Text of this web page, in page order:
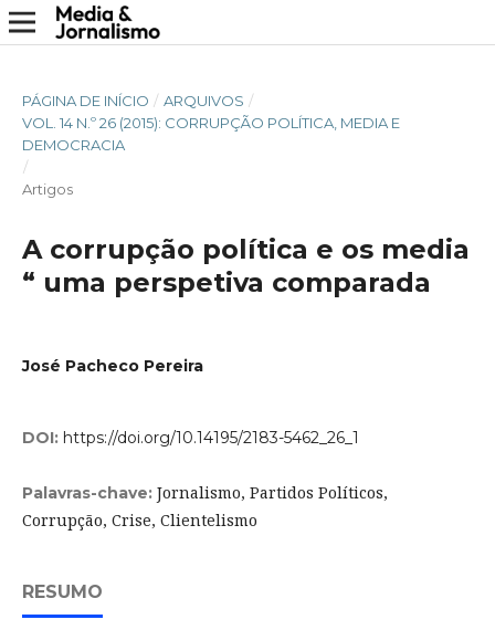
PÁGINA DE INÍCIO / ARQUIVOS /
VOL. 14 N.º 26 (2015): CORRUPÇÃO POLÍTICA, MEDIA E
DEMOCRACIA
/
Artigos
A corrupção política e os media
“ uma perspetiva comparada
José Pacheco Pereira
DOI: https://doi.org/10.14195/2183-5462_26_1
Palavras-chave: Jornalismo, Partidos Políticos,
Corrupção, Crise, Clientelismo
RESUMO